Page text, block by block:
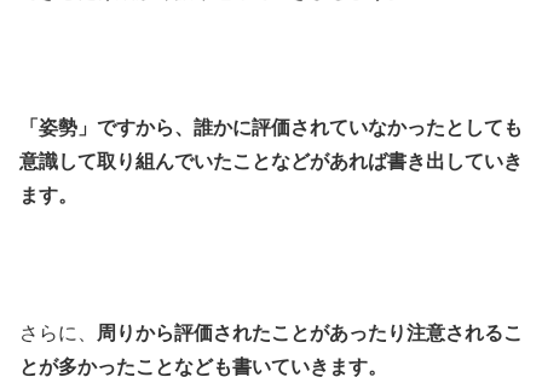
「姿勢」ですから、誰かに評価されていなかったとしても
意識して取り組んでいたことなどがあれば書き出していき
ます。
さらに、
周りから評価されたことがあったり注意されるこ
とが多かったことなども書いていきます。